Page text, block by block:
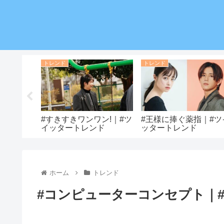
トレンド
#すきすきワンワン!｜#ツ
イッタートレンド
トレンド
#王様に捧ぐ薬指｜#ツ
ッタートレンド
ホーム トレンド
#コンピューターコンセプト｜